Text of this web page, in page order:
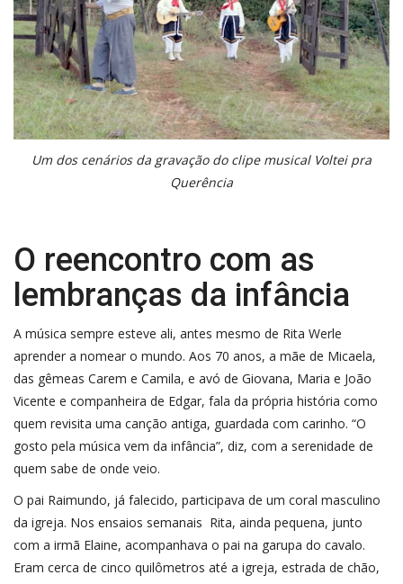
Um dos cenários da gravação do clipe musical Voltei pra
Querência
O reencontro com as
lembranças da infância
A música sempre esteve ali, antes mesmo de Rita Werle
aprender a nomear o mundo. Aos 70 anos, a mãe de Micaela,
das gêmeas Carem e Camila, e avó de Giovana, Maria e João
Vicente e companheira de Edgar, fala da própria história como
quem revisita uma canção antiga, guardada com carinho. “O
gosto pela música vem da infância”, diz, com a serenidade de
quem sabe de onde veio.
O pai Raimundo, já falecido, participava de um coral masculino
da igreja. Nos ensaios semanais Rita, ainda pequena, junto
com a irmã Elaine, acompanhava o pai na garupa do cavalo.
Eram cerca de cinco quilômetros até a igreja, estrada de chão,